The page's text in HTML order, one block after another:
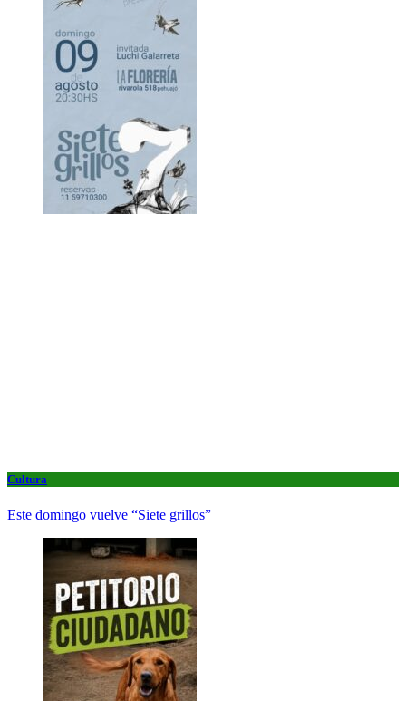
Cultura
Este domingo vuelve “Siete grillos”